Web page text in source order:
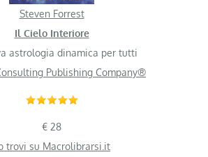
Steven Forrest
Il Cielo Interiore
astrologia dinamica per tutti
Publishing Company®
€ 28
trovi su Macrolibrarsi.it